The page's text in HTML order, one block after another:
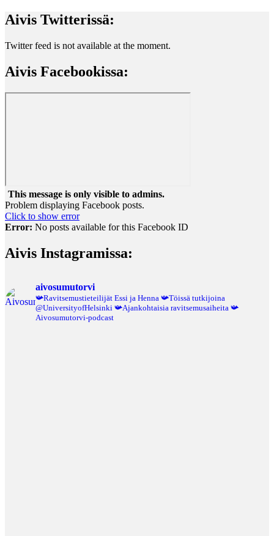
Aivis Twitterissä:
Twitter feed is not available at the moment.
Aivis Facebookissa:
This message is only visible to admins.
Problem displaying Facebook posts.
Click to show error
Error: No posts available for this Facebook ID
Aivis Instagramissa:
aivosumutorvi
📯Ravitsemustieteilijät Essi ja Henna 📯Töissä tutkijoina
@UniversityofHelsinki 📯Ajankohtaisia ravitsemusaiheita 📯
Aivosumutorvi-podcast